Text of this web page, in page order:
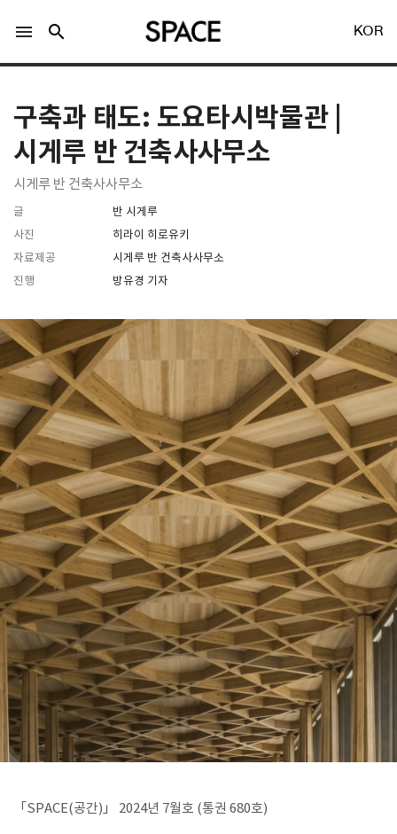
Facebook 로그인
SPACE 소개
공지사항
기사문의
광고문의
Contact
menu search KOR
구축과 태도: 도요타시박물관 |
시게루 반 건축사사무소
시게루 반 건축사사무소
글
반 시게루
사진
히라이 히로유키
자료제공
시게루 반 건축사사무소
진행
방유경 기자
「SPACE(공간)」 2024년 7월호 (통권 680호)